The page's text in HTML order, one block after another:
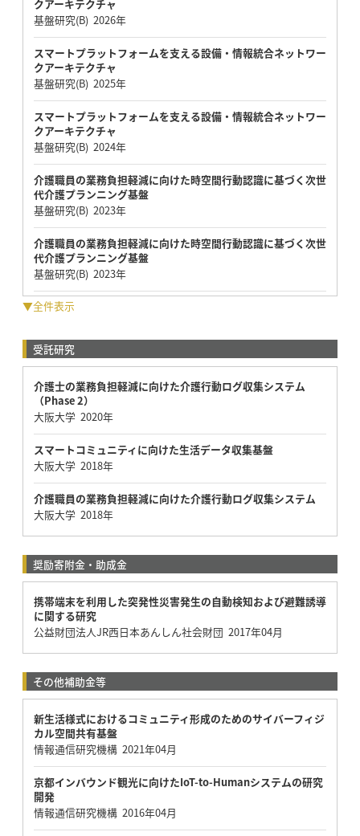
クアーキテクチャ
基盤研究(B) 2026年
スマートプラットフォームを支える設備・情報統合ネットワー
クアーキテクチャ
基盤研究(B) 2025年
スマートプラットフォームを支える設備・情報統合ネットワー
クアーキテクチャ
基盤研究(B) 2024年
介護職員の業務負担軽減に向けた時空間行動認識に基づく次世
代介護プランニング基盤
基盤研究(B) 2023年
介護職員の業務負担軽減に向けた時空間行動認識に基づく次世
代介護プランニング基盤
基盤研究(B) 2023年
▼全件表示
受託研究
介護士の業務負担軽減に向けた介護行動ログ収集システム
（Phase 2）
大阪大学 2020年
スマートコミュニティに向けた生活データ収集基盤
大阪大学 2018年
介護職員の業務負担軽減に向けた介護行動ログ収集システム
大阪大学 2018年
奨励寄附金・助成金
携帯端末を利用した突発性災害発生の自動検知および避難誘導
に関する研究
公益財団法人JR西日本あんしん社会財団 2017年04月
その他補助金等
新生活様式におけるコミュニティ形成のためのサイバーフィジ
カル空間共有基盤
情報通信研究機構 2021年04月
京都インバウンド観光に向けたIoT-to-Humanシステムの研究
開発
情報通信研究機構 2016年04月